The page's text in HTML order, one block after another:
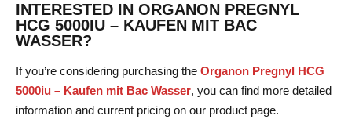
INTERESTED IN ORGANON PREGNYL
HCG 5000IU – KAUFEN MIT BAC
WASSER?
If you’re considering purchasing the Organon Pregnyl HCG
5000iu – Kaufen mit Bac Wasser, you can find more detailed
information and current pricing on our product page.